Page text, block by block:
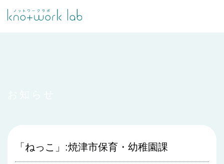
「ねっこ」:焼津市保育・幼稚園課